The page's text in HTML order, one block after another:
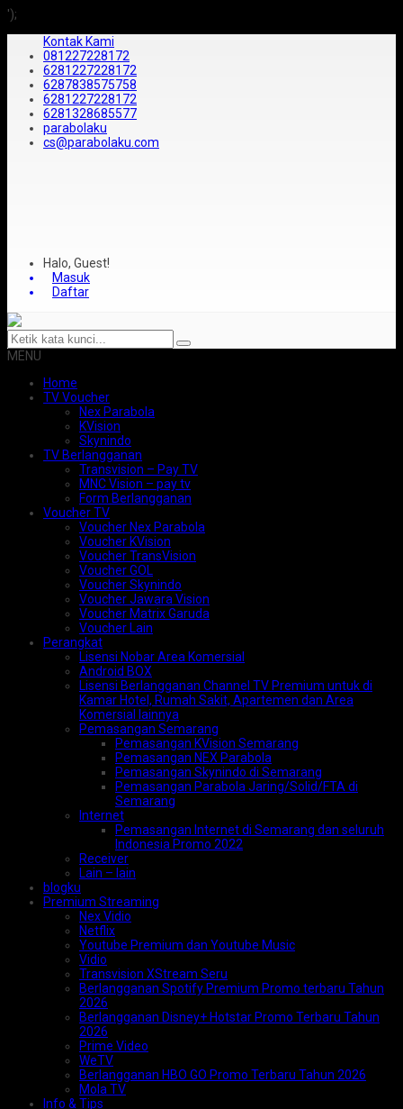
');
Kontak Kami
081227228172
6281227228172
6287838575758
6281227228172
6281328685577
parabolaku
cs@parabolaku.com
Halo, Guest!
Masuk
Daftar
MENU
Home
TV Voucher
Nex Parabola
KVision
Skynindo
TV Berlangganan
Transvision – Pay TV
MNC Vision – pay tv
Form Berlangganan
Voucher TV
Voucher Nex Parabola
Voucher KVision
Voucher TransVision
Voucher GOL
Voucher Skynindo
Voucher Jawara Vision
Voucher Matrix Garuda
Voucher Lain
Perangkat
Lisensi Nobar Area Komersial
Android BOX
Lisensi Berlangganan Channel TV Premium untuk di
Kamar Hotel, Rumah Sakit, Apartemen dan Area
Komersial lainnya
Pemasangan Semarang
Pemasangan KVision Semarang
Pemasangan NEX Parabola
Pemasangan Skynindo di Semarang
Pemasangan Parabola Jaring/Solid/FTA di
Semarang
Internet
Pemasangan Internet di Semarang dan seluruh
Indonesia Promo 2022
Receiver
Lain – lain
blogku
Premium Streaming
Nex Vidio
Netflix
Youtube Premium dan Youtube Music
Vidio
Transvision XStream Seru
Berlangganan Spotify Premium Promo terbaru Tahun
2026
Berlangganan Disney+ Hotstar Promo Terbaru Tahun
2026
Prime Video
WeTV
Berlangganan HBO GO Promo Terbaru Tahun 2026
Mola TV
Info & Tips